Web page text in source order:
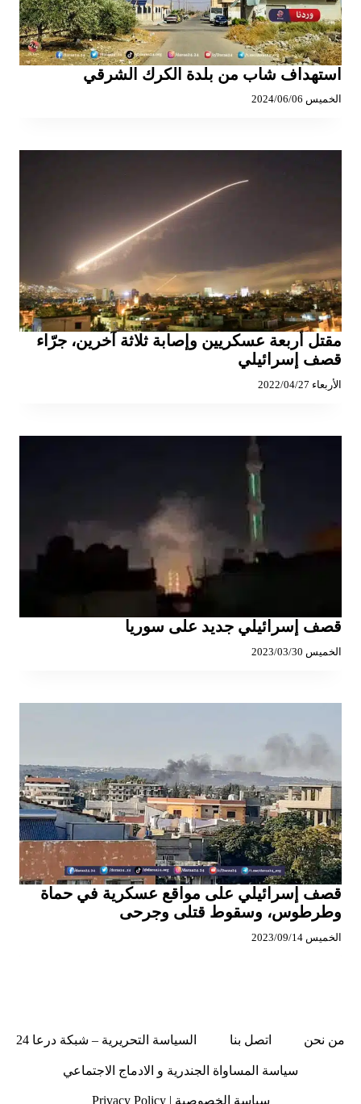
استهداف شاب من بلدة الكرك الشرقي
الخميس 2024/06/06
مقتل أربعة عسكريين وإصابة ثلاثة آخرين، جرّاء
قصف إسرائيلي
الأربعاء 2022/04/27
قصف إسرائيلي جديد على سوريا
الخميس 2023/03/30
قصف إسرائيلي على مواقع عسكرية في حماة
وطرطوس، وسقوط قتلى وجرحى
الخميس 2023/09/14
من نحن اتصل بنا السياسة التحريرية – شبكة درعا 24
سياسة المساواة الجندرية و الادماج الاجتماعي
سياسة الخصوصية | Privacy Policy